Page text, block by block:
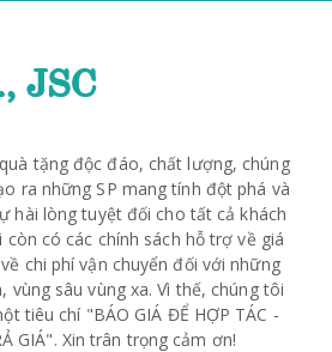
tặng độc đáo, chất lượng, chúng
ra những SP mang tính đột phá và
hài lòng tuyệt đối cho tất cả khách
có các chính sách hỗ trợ về giá
chi phí vận chuyển đối với những
vùng sâu vùng xa. Vì thế, chúng tôi
tiêu chí "BÁO GIÁ ĐỂ HỢP TÁC -
GIÁ". Xin trân trọng cảm ơn!